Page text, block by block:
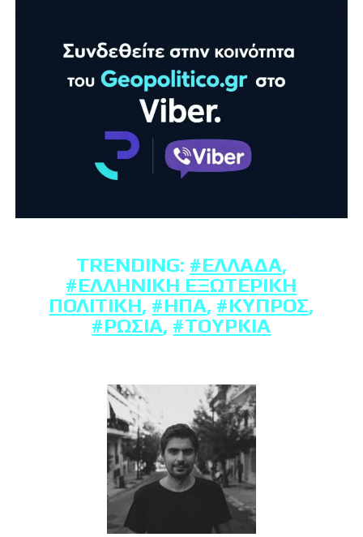
TRENDING: #ΕΛΛΆΔΑ,
#ΕΛΛΗΝΙΚΉ ΕΞΩΤΕΡΙΚΉ
ΠΟΛΙΤΙΚΉ, #ΗΠΑ, #ΚΎΠΡΟΣ,
#ΡΩΣΊΑ, #ΤΟΥΡΚΊΑ